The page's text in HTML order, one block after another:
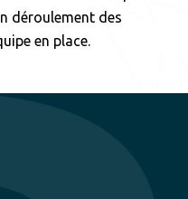
déroulement des
en place.